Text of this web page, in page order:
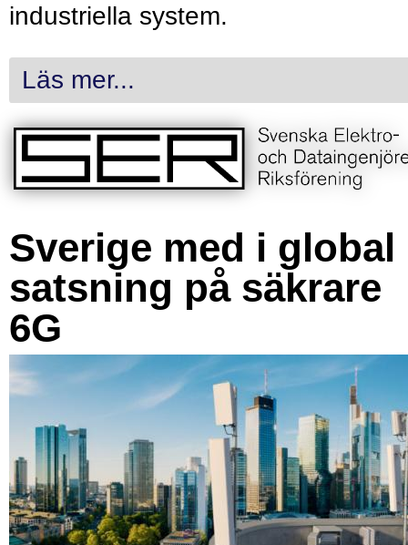
industriella system.
Läs mer...
Sverige med i global
satsning på säkrare
6G